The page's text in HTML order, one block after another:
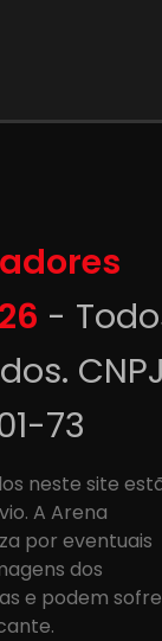
-
73
neste site
A Arena
por eventuais
dos
e podem